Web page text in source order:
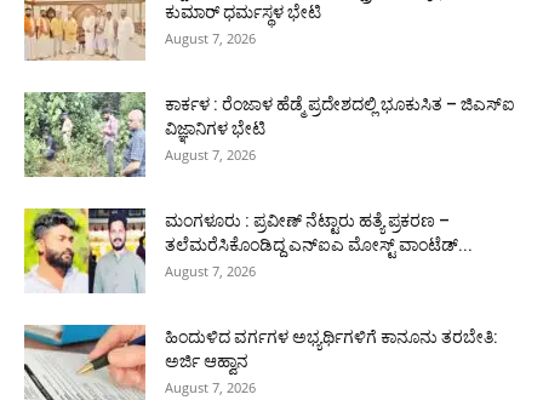
ಕುಮಾರ್ ಧರ್ಮಸ್ಥಳ ಭೇಟಿ
August 7, 2026
ಕಾರ್ಕಳ : ರೆಂಜಾಳ ಹೆಡ್ಮೆ ಪ್ರದೇಶದಲ್ಲಿ ಭೂಕುಸಿತ – ಜಿಎಸ್‌ಐ
ವಿಜ್ಞಾನಿಗಳ ಭೇಟಿ
August 7, 2026
ಮಂಗಳೂರು : ಪ್ರವೀಣ್ ನೆಟ್ಟಾರು ಹತ್ಯೆ ಪ್ರಕರಣ –
ತಲೆಮರೆಸಿಕೊಂಡಿದ್ದ ಎನ್‌ಐಎ ಮೋಸ್ಟ್ ವಾಂಟೆಡ್...
August 7, 2026
ಹಿಂದುಳಿದ ವರ್ಗಗಳ ಅಭ್ಯರ್ಥಿಗಳಿಗೆ ಕಾನೂನು ತರಬೇತಿ:
ಅರ್ಜಿ ಆಹ್ವಾನ
August 7, 2026